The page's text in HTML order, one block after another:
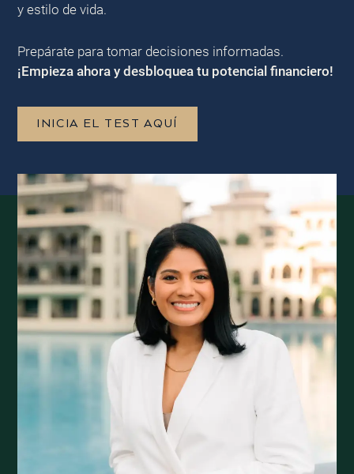
y estilo de vida.
Prepárate para tomar decisiones informadas.
¡Empieza ahora y desbloquea tu potencial financiero!
INICIA EL TEST AQUÍ